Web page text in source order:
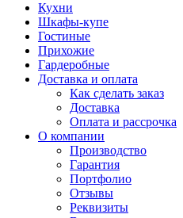
Кухни
Шкафы-купе
Гостиные
Прихожие
Гардеробные
Доставка и оплата
Как сделать заказ
Доставка
Оплата и рассрочка
О компании
Производство
Гарантия
Портфолио
Отзывы
Реквизиты